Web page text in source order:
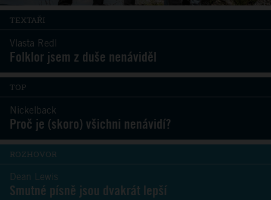
TEXTAŘI
Vlasta Redl
Folklor jsem z duše nenáviděl
TOP
Nickelback
Proč je (skoro) všichni nenávidí?
ROZHOVOR
Dean Lewis
Smutné písně jsou dvakrát lepší